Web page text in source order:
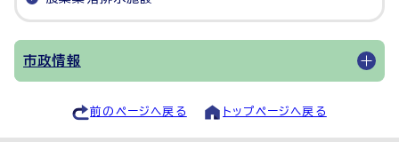
市政情報
前のページへ戻る トップページへ戻る